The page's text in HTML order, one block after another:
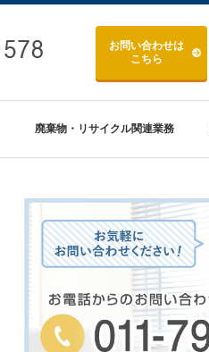
お問い合わせは
こちら
廃棄物・リサイクル関連業務